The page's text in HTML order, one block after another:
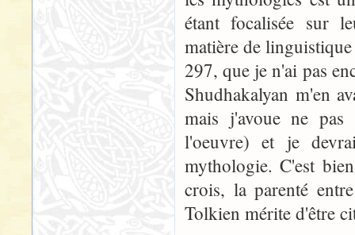
étant focalisée sur
matière de
297, que je n'ai pas
Shudhakalyan m'en
mais j'avoue ne
l'oeuvre) et je
mythologie. C'est
crois, la parenté
Tolkien mérite d'être